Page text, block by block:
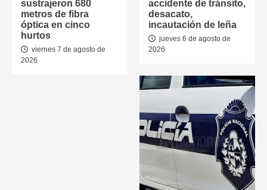
sustrajeron 680
metros de fibra
óptica en cinco
hurtos
viernes 7 de agosto de
2026
accidente de tránsito,
desacato,
incautación de leña
jueves 6 de agosto de
2026